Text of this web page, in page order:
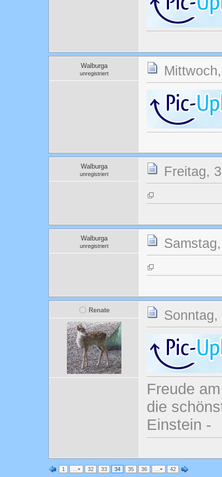
Walburga
unregistriert
Walburga
unregistriert Freitag,
Walburga
unregistriert
Renate
Freude
die
Einstein -
1 32 33 34 35 36 42